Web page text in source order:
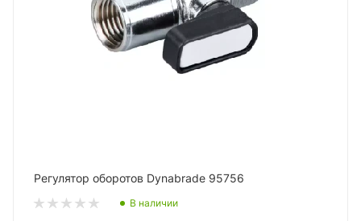
Регулятор оборотов Dynabrade 95756
В наличии